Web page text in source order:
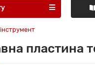
пластина